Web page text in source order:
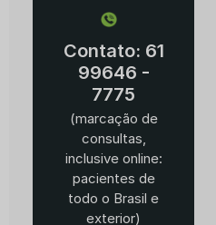
Contato: 61
99646 -
7775
(marcação de
consultas,
inclusive online:
pacientes de
todo o Brasil e
exterior)